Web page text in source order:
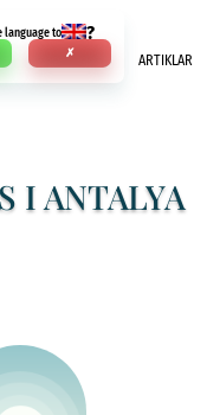
language to ?
✗
BETALNING ARTIKLAR
I ANTALYA